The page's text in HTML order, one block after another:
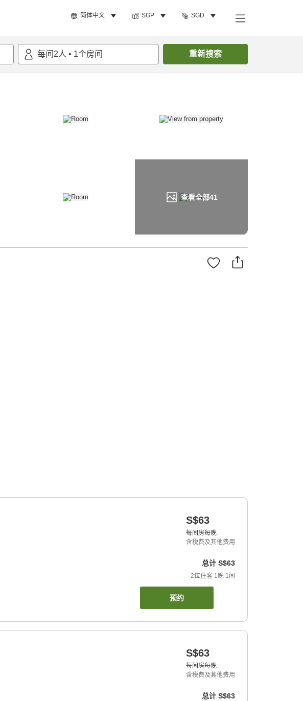
简体中文 SGP SGD
每间 2人 • 1个房间 重新搜索
查看全部41
搜索客房
S$63
每间房每晚
含税费及其他费用
总计 S$63
2位住客 1晚 1间
预约
S$63
每间房每晚
含税费及其他费用
总计 S$63